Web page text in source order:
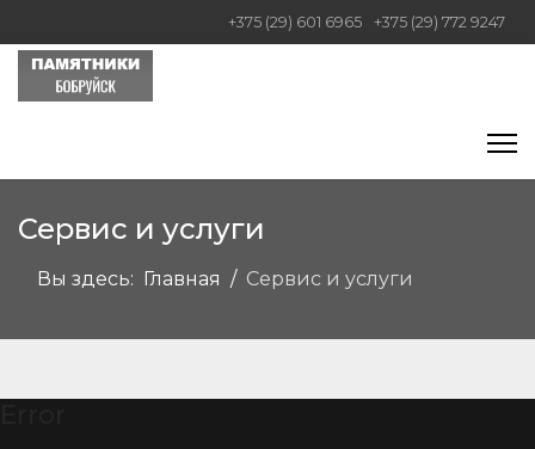
+375 (29) 601 6965 +375 (29) 772 9247
Сервис и услуги
Вы здесь: Главная Сервис и услуги